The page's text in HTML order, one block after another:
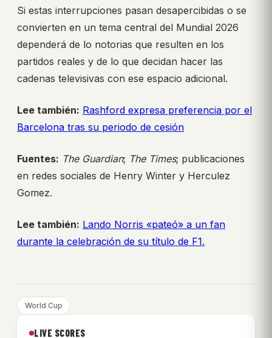
Si estas interrupciones pasan desapercibidas o se
convierten en un tema central del Mundial 2026
dependerá de lo notorias que resulten en los
partidos reales y de lo que decidan hacer las
cadenas televisivas con ese espacio adicional.
Lee también: Rashford expresa preferencia por el
Barcelona tras su periodo de cesión
Fuentes: The Guardian; The Times; publicaciones
en redes sociales de Henry Winter y Herculez
Gomez.
Lee también: Lando Norris «pateó» a un fan
durante la celebración de su título de F1.
World Cup
LIVE SCORES